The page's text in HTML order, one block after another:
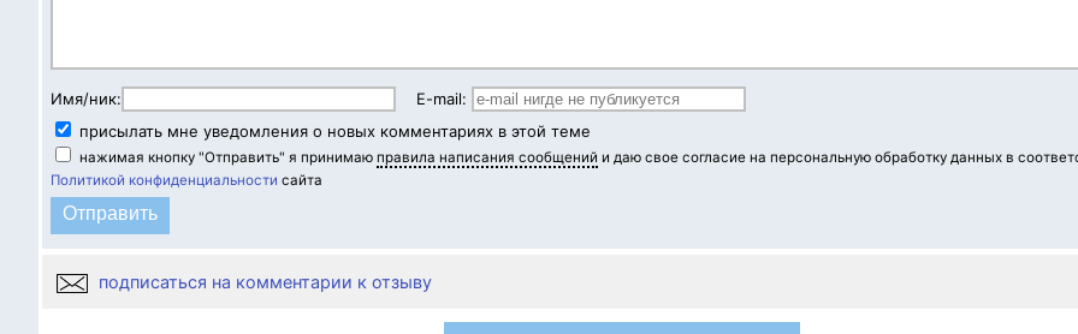
Имя/ник:
E-mail:
присылать мне уведомления о новых комментариях в этой теме
нажимая кнопку "Отправить" я принимаю правила написания сообщений и даю свое согласие на персональную обработку данных в
Политикой конфиденциальности сайта
подписаться на комментарии к отзыву